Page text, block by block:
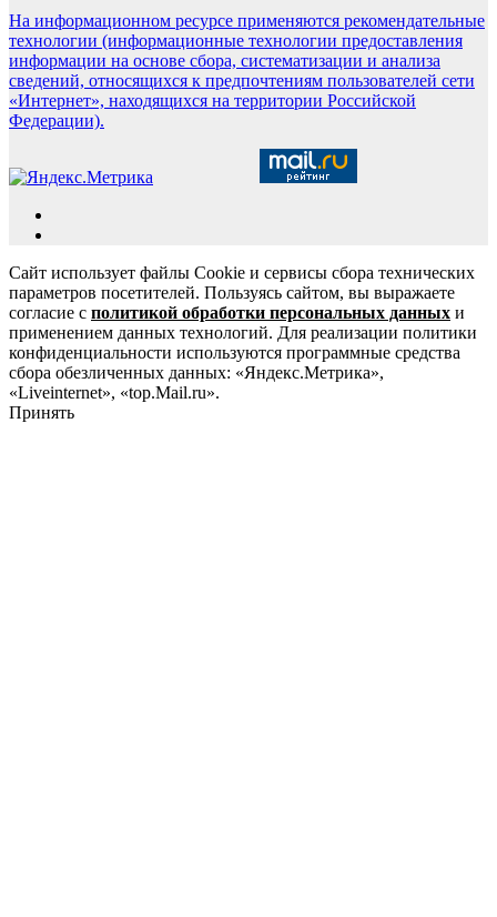
На информационном ресурсе применяются рекомендательные
технологии (информационные технологии предоставления
информации на основе сбора, систематизации и анализа
сведений, относящихся к предпочтениям пользователей сети
«Интернет», находящихся на территории Российской
Федерации).
Сайт использует файлы Cookie и сервисы сбора технических
параметров посетителей. Пользуясь сайтом, вы выражаете
согласие с политикой обработки персональных данных и
применением данных технологий. Для реализации политики
конфиденциальности используются программные средства
сбора обезличенных данных: «Яндекс.Метрика»,
«Liveinternet», «top.Mail.ru».
Принять